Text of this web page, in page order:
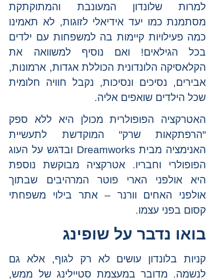
למרות שלונדון המעונבת והמתוקתקת
מסתמנת כמו יעד אידיאלי לזוגות, לא תאמינו
כמה פעילויות קיימות בה למשפחות עם ילדים
בכל הגילאים! ואם נוסיף למשוואה את
הקלאסיקה הלונדונית הכוללת אגדות, ארמונות,
אבירים, נסיכים ונסיכות, נקבל חוויה חלומית
שכל הילדים שואפים אליה.
האטרקציה הפופולרית מכולן היא ללא ספק
"הרפתקאות שרק" המוקדשת לתעשיית
האנימציה מבית Dreamworks ובדגש על העוג
הפופולרי וחבריו. אטרקציה מבוקשת נוספת
היא אולפני הארי פוטר המרהיבים שבתוך
אולפני האחים וורנר – אתר בילוי משפחתי
קסום בפני עצמו.
בואו נדבר על שופינג
קניות בלונדון עושים לא רק לגוף, אלא גם
לנשמה. מדובר במעצמת סטיילינג של ממש,